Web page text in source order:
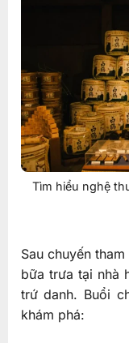
Tìm hiểu nghệ
Sau chuyến
bữa trưa tại nhà
trứ danh. Buổi
khám phá: